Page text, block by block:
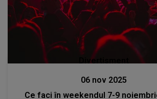
Divertisment
06 nov 2025
Ce faci în weekendul 7-9